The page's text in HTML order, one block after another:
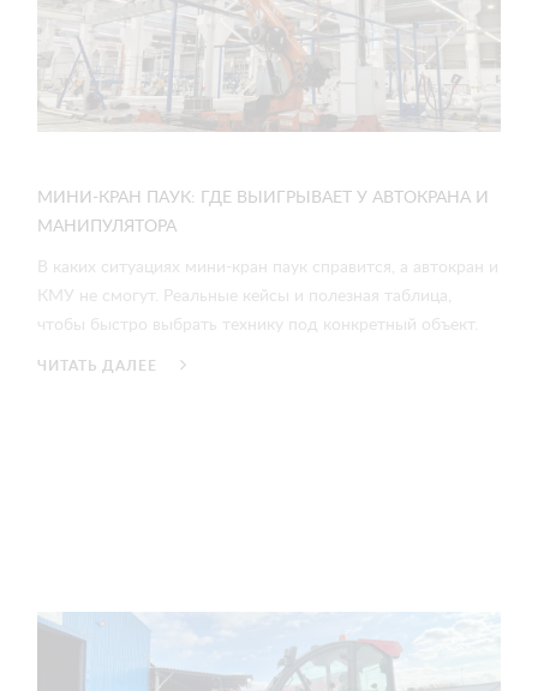
МИНИ-КРАН ПАУК: ГДЕ ВЫИГРЫВАЕТ У АВТОКРАНА И
МАНИПУЛЯТОРА
В каких ситуациях мини-кран паук справится, а автокран и
КМУ не смогут. Реальные кейсы и полезная таблица,
чтобы быстро выбрать технику под конкретный объект.
ЧИТАТЬ ДАЛЕЕ